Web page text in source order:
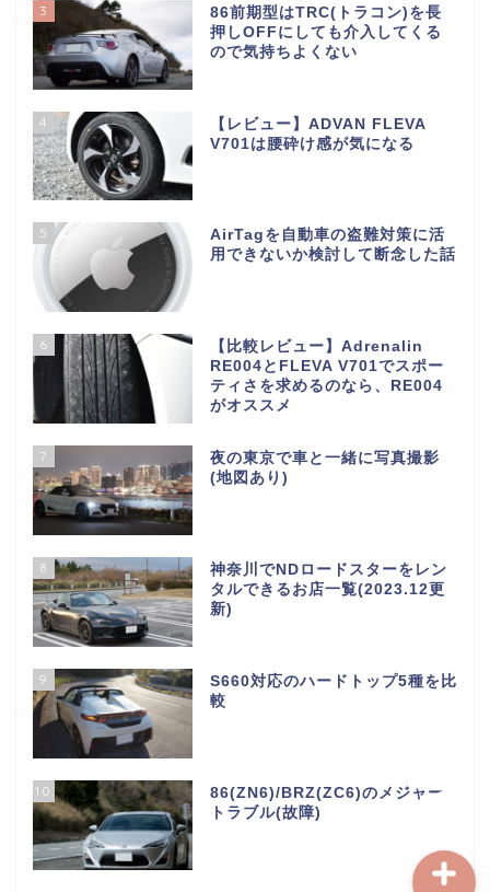
3
86前期型はTRC(トラコン)を長
押しOFFにしても介入してくる
ので気持ちよくない
4
【レビュー】ADVAN FLEVA
V701は腰砕け感が気になる
5
AirTagを自動車の盗難対策に活
用できないか検討して断念した話
6
【比較レビュー】Adrenalin
RE004とFLEVA V701でスポー
ティさを求めるのなら、RE004
がオススメ
7
夜の東京で車と一緒に写真撮影
(地図あり)
8
神奈川でNDロードスターをレン
タルできるお店一覧(2023.12更
新)
9
S660対応のハードトップ5種を比
較
10
86(ZN6)/BRZ(ZC6)のメジャー
トラブル(故障)
S660について
S660メンテナンス